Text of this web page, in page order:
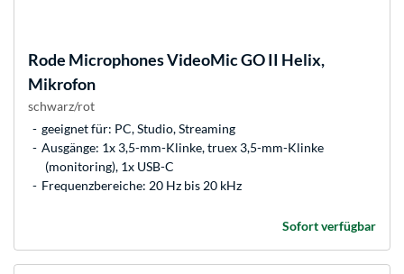
Rode MicrophonesVideoMic GO II Helix,
Mikrofon
schwarz/rot
geeignet für: PC, Studio, Streaming
Ausgänge: 1x 3,5-mm-Klinke, truex 3,5-mm-Klinke
(monitoring), 1x USB-C
Frequenzbereiche: 20 Hz bis 20 kHz
Sofort verfügbar